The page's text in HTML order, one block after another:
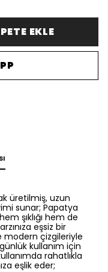
EKLE
üretilmiş, uzun
sunar; Papatya
şıklığı hem de
eşsiz bir
modern çizgileriyle
kullanım için
rahatlıkla
eşlik eder;